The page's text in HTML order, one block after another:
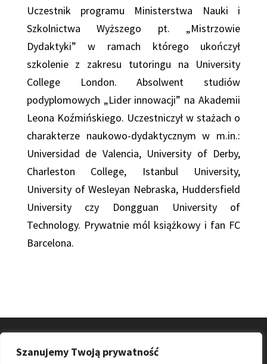
Szanujemy Twoją prywatność
Uczestnik programu Ministerstwa Nauki i
Szkolnictwa Wyższego pt. „Mistrzowie
Dydaktyki” w ramach którego ukończył
szkolenie z zakresu tutoringu na University
College London. Absolwent studiów
podyplomowych „Lider innowacji” na Akademii
Leona Koźmińskiego. Uczestniczył w stażach o
charakterze naukowo-dydaktycznym w m.in.:
Universidad de Valencia, University of Derby,
Charleston College, Istanbul University,
University of Wesleyan Nebraska, Huddersfield
University czy Dongguan University of
Technology. Prywatnie mól książkowy i fan FC
Barcelona.